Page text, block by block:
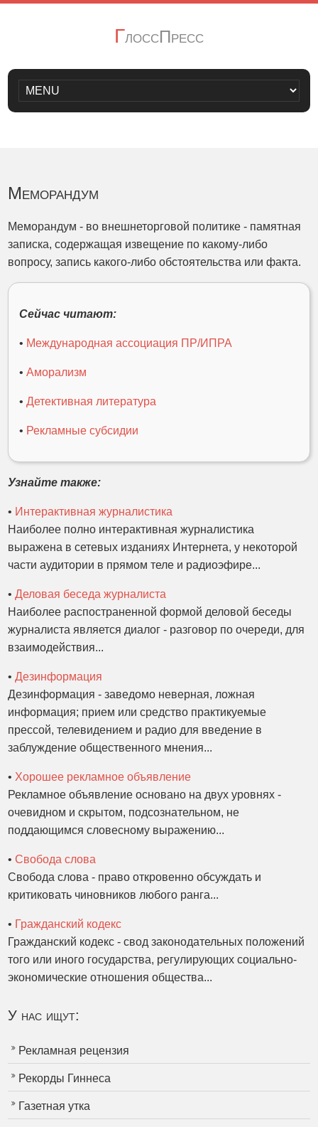
ГлоссПресс
Меморандум
Меморандум - во внешнеторговой политике - памятная
записка, содержащая извещение по какому-либо
вопросу, запись какого-либо обстоятельства или факта.
Сейчас читают:
• Международная ассоциация ПР/ИПРА
•Аморализм
•Детективная литература
• Рекламные субсидии
Узнайте также:
• Интерактивная журналистика
Наиболее полно интерактивная журналистика
выражена в сетевых изданиях Интернета, у некоторой
части аудитории в прямом теле и радиоэфире...
•Деловая беседа журналиста
Наиболее распостраненной формой деловой беседы
журналиста является диалог - разговор по очереди, для
взаимодействия...
•Дезинформация
Дезинформация - заведомо неверная, ложная
информация; прием или средство практикуемые
прессой, телевидением и радио для введение в
заблуждение общественного мнения...
• Хорошее рекламное объявление
Рекламное объявление основано на двух уровнях -
очевидном и скрытом, подсознательном, не
поддающимся словесному выражению...
•Свобода слова
Свобода слова - право откровенно обсуждать и
критиковать чиновников любого ранга...
• Гражданский кодекс
Гражданский кодекс - свод законодательных положений
того или иного государства, регулирующих социально-
экономические отношения общества...
У нас ищут:
Рекламная рецензия
Рекорды Гиннеса
Газетная утка